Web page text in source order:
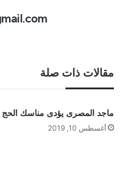
مقالات ذات صلة
ماجد المصرى يؤدى مناسك الحج
أغسطس 10, 2019